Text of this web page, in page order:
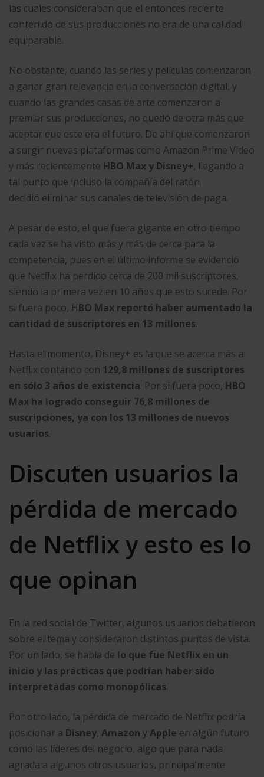
las cuales consideraban que el entonces reciente
contenido de sus producciones no era de una calidad
equiparable.
No obstante, cuando las series y películas comenzaron
a ganar gran relevancia en la conversación digital, y
cuando las grandes casas de arte comenzaron a
premiar sus producciones, no quedó de otra más que
aceptar que este era el futuro. De ahí que comenzaron
a surgir nuevas plataformas como Amazon Prime Video
y más recientemente HBO Max y Disney+, llegando a
tal punto que incluso la compañía del ratón
decidió eliminar sus canales de televisión de paga.
A pesar de esto, el que fuera gigante en otro tiempo
cada vez se ha visto más y más de cerca para la
competencia, pues en el último informe se evidenció
que Netflix ha perdido cerca de 200 mil suscriptores,
siendo la primera vez en 10 años que esto sucede. Por
si fuera poco, HBO Max reportó haber aumentado la
cantidad de suscriptores en 13 millones.
Hasta el momento, Disney+ es la que se acerca más a
Netflix contando con 129,8 millones de suscriptores
en sólo 3 años de existencia. Por si fuera poco, HBO
Max ha logrado conseguir 76,8 millones de
suscripciones, ya con los 13 millones de nuevos
usuarios.
Discuten usuarios la
pérdida de mercado
de Netflix y esto es lo
que opinan
En la red social de Twitter, algunos usuarios debatieron
sobre el tema y consideraron distintos puntos de vista.
Por un lado, se habla de lo que fue Netflix en un
inicio y las prácticas que podrían haber sido
interpretadas como monopólicas.
Por otro lado, la pérdida de mercado de Netflix podría
posicionar a Disney, Amazon y Apple en algún futuro
como las líderes del negocio, algo que para nada
agrada a algunos otros usuarios, principalmente